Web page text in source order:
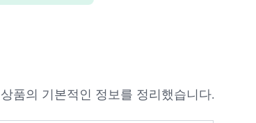
품의 기본적인 정보를 정리했습니다.